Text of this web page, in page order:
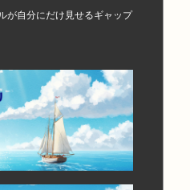
が自分にだけ見せるギャップ